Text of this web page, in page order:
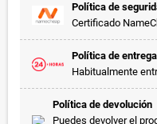
Política de
Certificado
Política de entrega
Habitualmente
Política de devolución
Puedes devolver el